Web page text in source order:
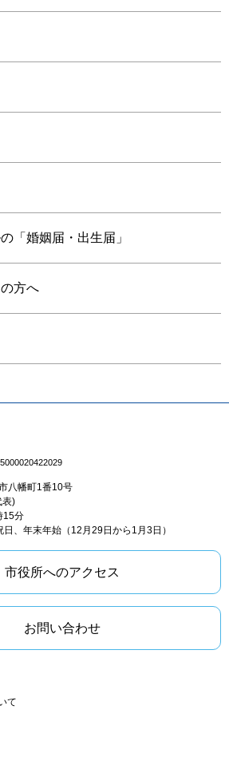
「婚姻届・出生届」
方へ
八幡町1番10号
表)
15分
、年末年始（12月29日から1月3日）
市役所へのアクセス
お問い合わせ
て